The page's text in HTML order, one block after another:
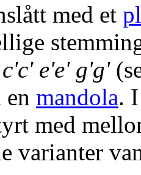
med et
e'e' g'g'
mandola.
med
varianter